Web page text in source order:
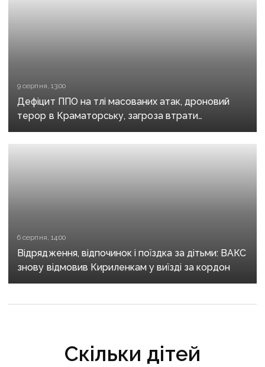
9 серпня, 13:00
Дефіцит ППО на тлі масованих атак, дроновий
терор в Краматорську, загроза втрати
Костянтинівки та прощання з Олексієм Юковим:
важливе за тиждень
6 серпня, 14:00
Відрядження, відпочинок і поїздка за дітьми: ВАКС
знову відмовив Кириленкам у виїзді за кордон
Скільки дітей